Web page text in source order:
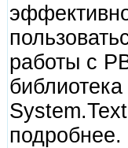
работы с
подробнее.